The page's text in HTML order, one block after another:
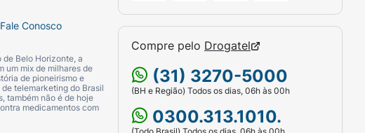
Fale Conosco
Belo Horizonte, a
um mix de milhares de
de pioneirismo e
telemarketing do Brasil
também não é de hoje
medicamentos com
Compre pelo Drogatel
(31) 3270-5000
(BH e Região) Todos os dias, 06h às 00h
0300.313.1010.